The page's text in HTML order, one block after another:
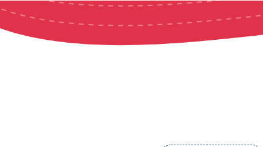
跳到主要內容區塊